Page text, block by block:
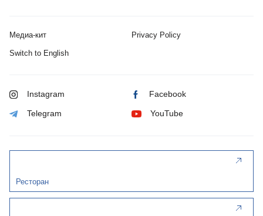
Медиа-кит Privacy Policy
Switch to English
Instagram Facebook
Telegram YouTube
Ресторан